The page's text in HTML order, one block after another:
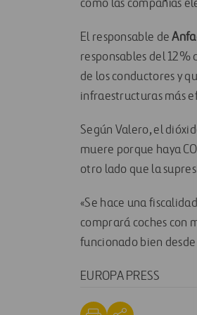
como las compañías
El responsable de
responsables del 12%
de los conductores y
infraestructuras más
Según Valero, el
muere porque haya
otro lado que la
«Se hace una
comprará coches con
funcionado bien
EUROPA PRESS